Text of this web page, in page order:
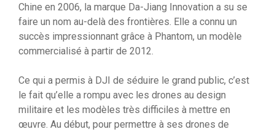
Chine en 2006, la marque Da-Jiang Innovation a su se
faire un nom au-delà des frontières. Elle a connu un
succès impressionnant grâce à Phantom, un modèle
commercialisé à partir de 2012.
Ce qui a permis à DJI de séduire le grand public, c’est
le fait qu’elle a rompu avec les drones au design
militaire et les modèles très difficiles à mettre en
œuvre. Au début, pour permettre à ses drones de